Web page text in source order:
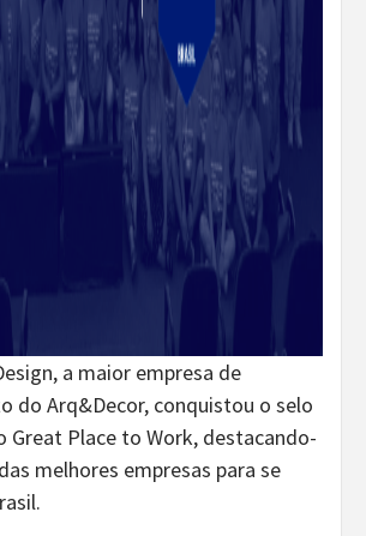
a maior empresa de
do Arq&Decor, conquistou o selo
Great Place to Work, destacando-
melhores empresas para se